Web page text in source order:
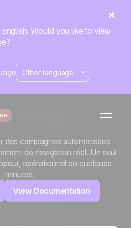
Would you like to view
x
a fière allure. Faites-le
dur. Ajoutez Positive User pour
des campagnes automatisées
de navigation réel. Un seul
opérationnel en quelques
minutes.
View Documentation